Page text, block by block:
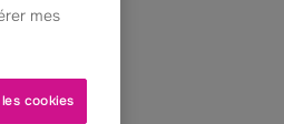
mes
cookies